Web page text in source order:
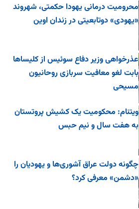
محرومیت درمانی یهودا حکمتی، شهروند
«یهودی» دوتابعیتی در زندان اوین
عذرخواهی وزیر دفاع سوئیس از کلیساها
بابت لغو معافیت سربازی روحانیون
مسیحی
ویتنام: محکومیت یک کشیش پروتستان
به هفت سال و نیم حبس
چگونه دولت عراق آشوری‌ها و یهودیان را
«دشمن» معرفی کرد؟